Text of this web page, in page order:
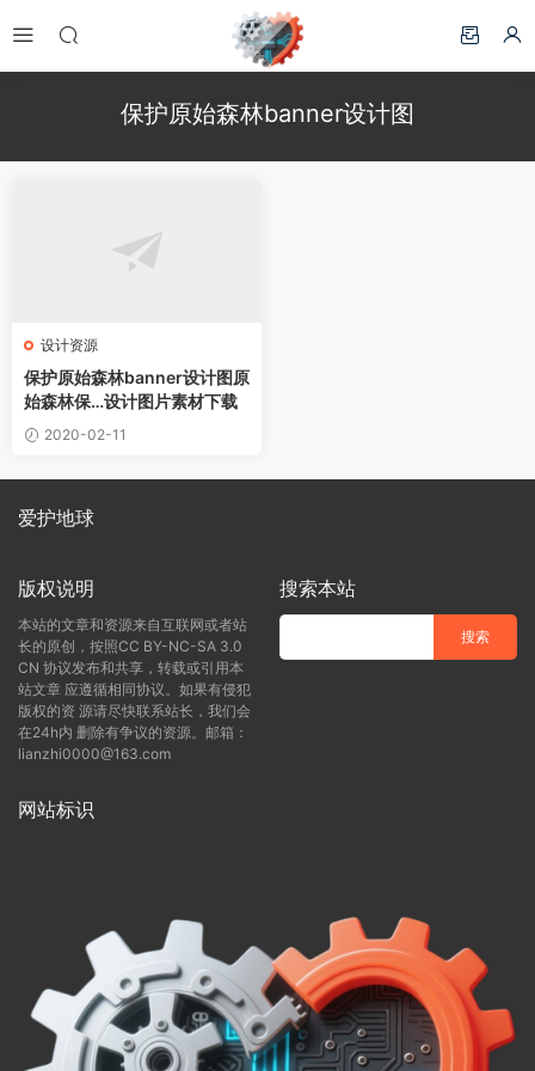
保护原始森林banner设计图
设计资源
保护原始森林banner设计图原
始森林保…设计图片素材下载
2020-02-11
爱护地球
版权说明
本站的文章和资源来自互联网或者站
长的原创，按照CC BY-NC-SA 3.0
CN 协议发布和共享，转载或引用本
站文章 应遵循相同协议。如果有侵犯
版权的资 源请尽快联系站长，我们会
在24h内 删除有争议的资源。邮箱：
lianzhi0000@163.com
搜索本站
网站标识